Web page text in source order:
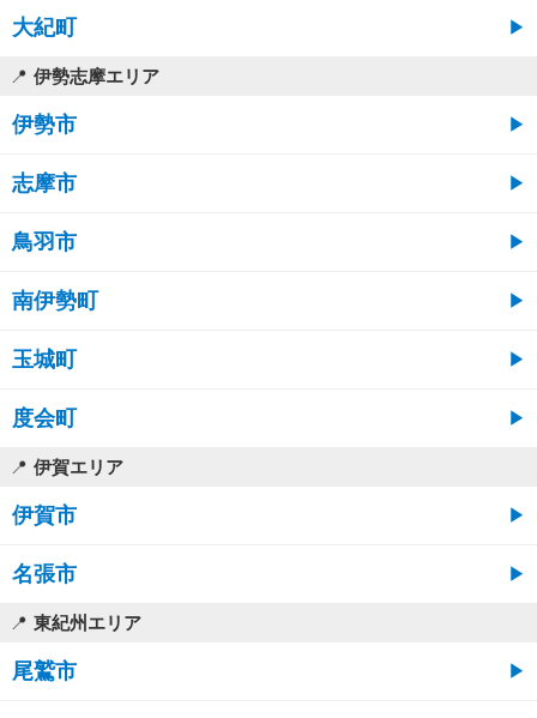
大紀町
伊勢志摩エリア
伊勢市
志摩市
鳥羽市
南伊勢町
玉城町
度会町
伊賀エリア
伊賀市
名張市
東紀州エリア
尾鷲市